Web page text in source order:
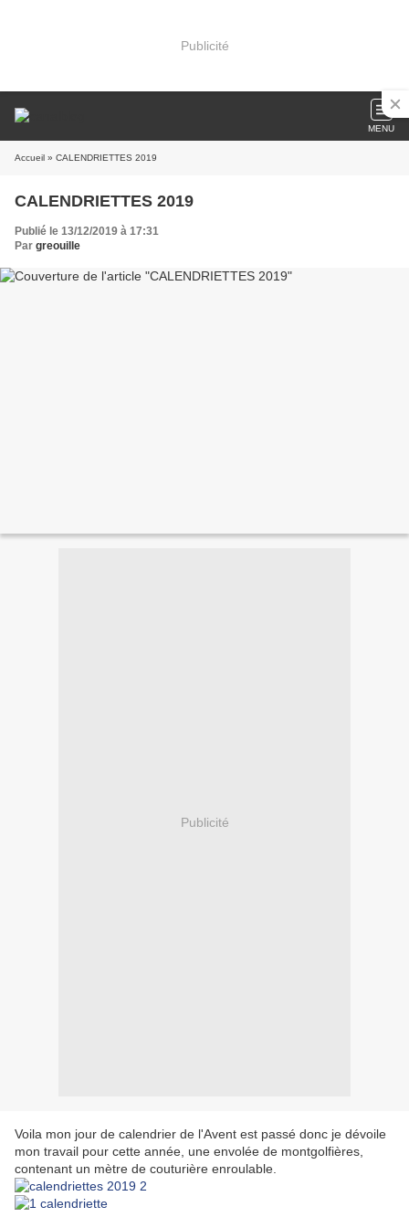
Publicité
MENU
Accueil » CALENDRIETTES 2019
CALENDRIETTES 2019
Publié le 13/12/2019 à 17:31
Par greouille
Publicité
Voila mon jour de calendrier de l'Avent est passé donc je dévoile
mon travail pour cette année, une envolée de montgolfières,
contenant un mètre de couturière enroulable.